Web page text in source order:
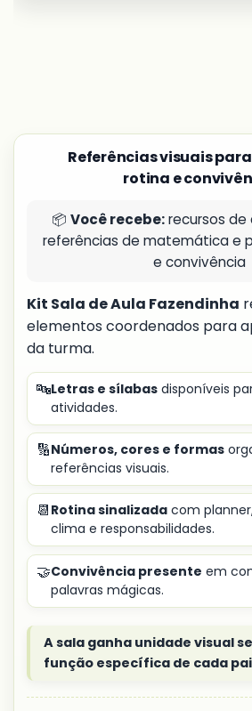
Referências visuais
rotina e
📦 Você recebe:recursos
referências de matemática e
e convivência
Kit Sala de Aula Fazendinha
elementos coordenados para
da turma.
🔤Letras e sílabas disponíveis
atividades.
🔢Números, cores e formas
referências visuais.
📆 Rotina sinalizada com
clima e responsabilidades.
🤝Convivência presente em
palavras mágicas.
A sala ganha unidade visual
função específica de cada